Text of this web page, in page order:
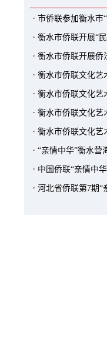
· 市侨联参加衡水市
· 衡水市侨联开展“
动
· 衡水市侨联开展侨
· 衡水市侨联文化艺
· 衡水市侨联文化艺
· 衡水市侨联文化艺
· 衡水市侨联文化艺
· “亲情中华”衡水营
中国”歌唱比赛中荣
· 中国侨联“亲情中
闭营
· 河北省侨联第7期“